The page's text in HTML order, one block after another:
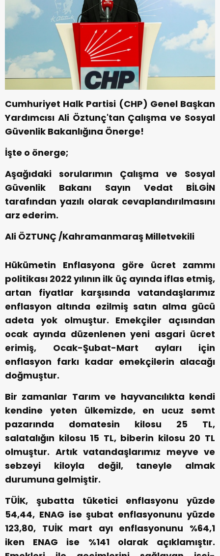
Cumhuriyet Halk Partisi (CHP) Genel Başkan
Yardımcısı Ali Öztunç'tan Çalışma ve Sosyal
Güvenlik Bakanlığına Önerge!
İşte o önerge;
Aşağıdaki sorularımın Çalışma ve Sosyal
Güvenlik Bakanı Sayın Vedat BİLGİN
tarafından yazılı olarak cevaplandırılmasını
arz ederim.
Ali ÖZTUNÇ /Kahramanmaraş Milletvekili
Hükümetin Enflasyona göre ücret zammı
politikası 2022 yılının ilk üç ayında iflas etmiş,
artan fiyatlar karşısında vatandaşlarımız
enflasyon altında ezilmiş satın alma gücü
adeta yok olmuştur. Emekçiler açısından
ocak ayında düzenlenen yeni asgari ücret
erimiş, Ocak-Şubat-Mart ayları için
enflasyon farkı kadar emekçilerin alacağı
doğmuştur.
Bir zamanlar Tarım ve hayvancılıkta kendi
kendine yeten ülkemizde, en ucuz semt
pazarında domatesin kilosu 25 TL,
salatalığın kilosu 15 TL, biberin kilosu 20 TL
olmuştur. Artık vatandaşlarımız meyve ve
sebzeyi kiloyla değil, taneyle almak
durumuna gelmiştir.
TÜİK, şubatta tüketici enflasyonu yüzde
54,44, ENAG ise şubat enflasyonunu yüzde
123,80, TUİK mart ayı enflasyonunu %64,1
iken ENAG ise %141 olarak açıklamıştır.